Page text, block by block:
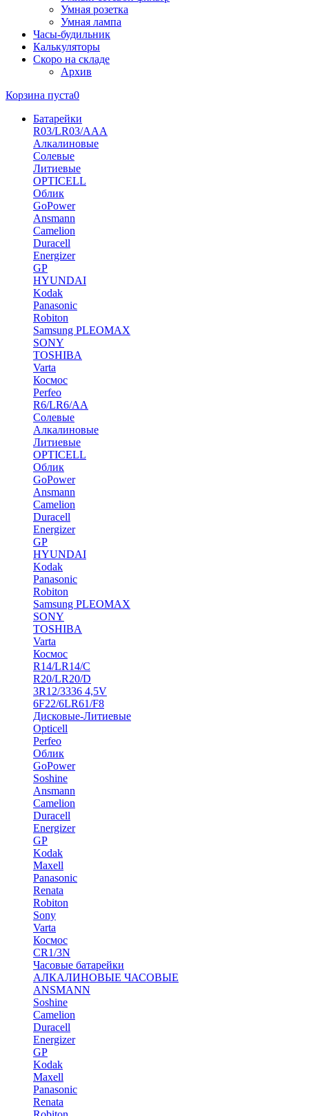
Умная розетка
Умная лампа
Часы-будильник
Калькуляторы
Скоро на складе
Архив
Корзина пуста0
Батарейки
R03/LR03/AAA
Алкалиновые
Солевые
Литиевые
OPTICELL
Облик
GoPower
Ansmann
Camelion
Duracell
Energizer
GP
HYUNDAI
Kodak
Panasonic
Robiton
Samsung PLEOMAX
SONY
TOSHIBA
Varta
Космос
Perfeo
R6/LR6/AA
Солевые
Алкалиновые
Литиевые
OPTICELL
Облик
GoPower
Ansmann
Camelion
Duracell
Energizer
GP
HYUNDAI
Kodak
Panasonic
Robiton
Samsung PLEOMAX
SONY
TOSHIBA
Varta
Космос
R14/LR14/C
R20/LR20/D
3R12/3336 4,5V
6F22/6LR61/F8
Дисковые-Литиевые
Opticell
Perfeo
Облик
GoPower
Soshine
Ansmann
Camelion
Duracell
Energizer
GP
Kodak
Maxell
Panasonic
Renata
Robiton
Sony
Varta
Космос
CR1/3N
Часовые батарейки
АЛКАЛИНОВЫЕ ЧАСОВЫЕ
ANSMANN
Soshine
Camelion
Duracell
Energizer
GP
Kodak
Maxell
Panasonic
Renata